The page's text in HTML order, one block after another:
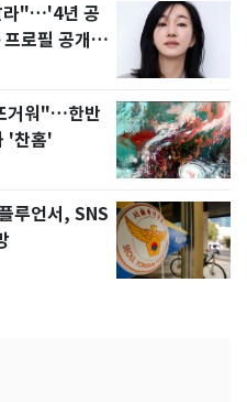
라"…'4년 공
로필 공개
거워"…한반
'찬홈'
루언서, SNS